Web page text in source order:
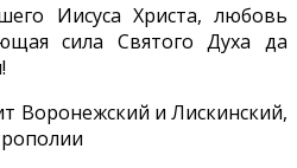
Иисуса Христа, любовь
сила Святого Духа да
Воронежский и Лискинский,